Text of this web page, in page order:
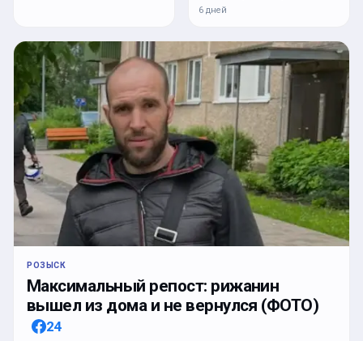
6 дней
РОЗЫСК
Максимальный репост: рижанин
вышел из дома и не вернулся (ФОТО)
24